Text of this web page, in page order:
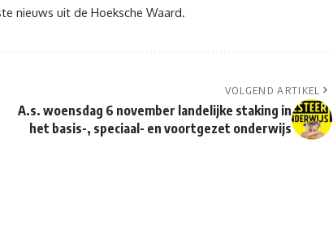
nieuws uit de Hoeksche Waard.
VOLGEND ARTIKEL
A.s. woensdag 6 november landelijke staking in
het basis-, speciaal- en voortgezet onderwijs